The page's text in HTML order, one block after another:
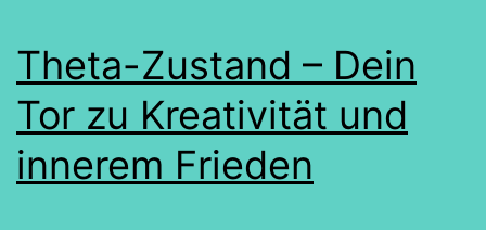
Theta-Zustand – Dein
Tor zu Kreativität und
innerem Frieden